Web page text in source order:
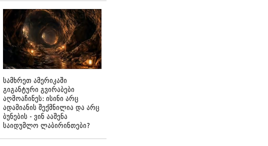
სამხრეთ ამერიკაში
გიგანტური გვირაბები
აღმოაჩინეს: ისინი არც
ადამიანის შექმნილია და არც
ბუნების - ვინ ააშენა
საიდუმლო ლაბირინთები?